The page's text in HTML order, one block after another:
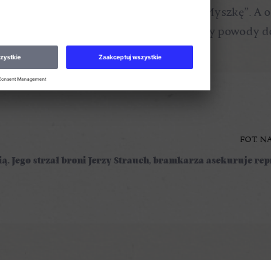
drużynę, a przede wszystkim „Myszkę”. A
pogadać o ostatnim meczu. A jak były powody
„George”.
FOT.
Jego strzał broni Jerzy Strauch, bramkarza asekuruje